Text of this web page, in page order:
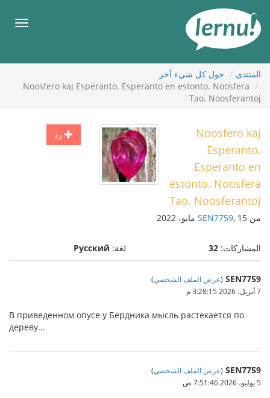
المحتويات
قائمة
المنتدى
حول كل شيء آخر
Noosfero kaj Esperanto. Esperanto en estonto. Noosfera
Tao. Noosferantoj
رد
Noosfero kaj
Esperanto.
Esperanto en
estonto. Noosfera
Tao. Noosferantoj
من SEN7759, 15 مايو، 2022
المشاركات: 32 لغة: Русский
SEN7759
(عرض الملف الشخصي)
7 أبريل، 2026 3:28:15 م
В приведенном опусе у Бердника мысль растекается по
дереву...
SEN7759
(عرض الملف الشخصي)
5 يوليو، 2026 7:51:46 ص